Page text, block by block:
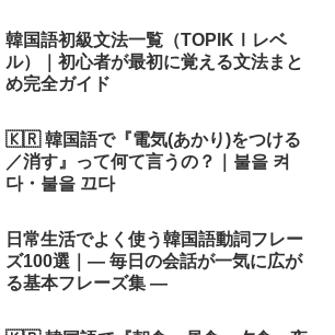
韓国語初級文法一覧（TOPIKⅠレベ
ル）｜初心者が最初に覚える文法まと
め完全ガイド
🇰🇷 韓国語で『電気(あかり)をつける
／消す』って何て言うの？｜불을 켜
다・불을 끄다
日常生活でよく使う韓国語動詞フレー
ズ100選｜― 毎日の会話が一気に広が
る基本フレーズ集 ―